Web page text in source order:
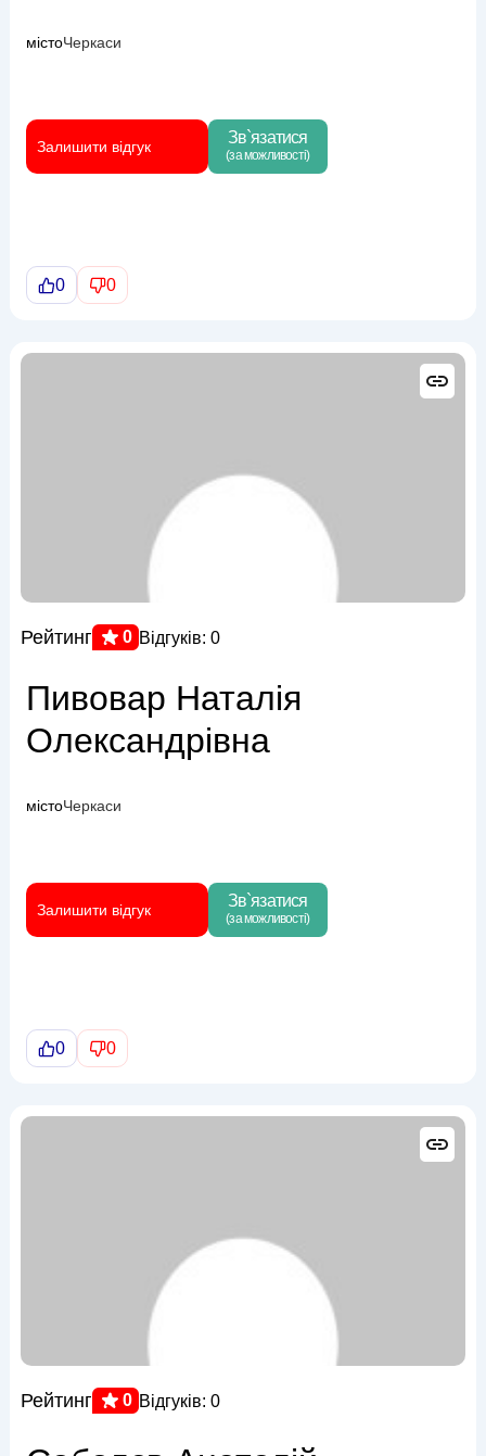
містоЧеркаси
Залишити відгук Зв`язатися
(за можливості)
0 0
Рейтинг 0 Відгуків: 0
Пивовар Наталія
Олександрівна
містоЧеркаси
Залишити відгук Зв`язатися
(за можливості)
0 0
Рейтинг 0 Відгуків: 0